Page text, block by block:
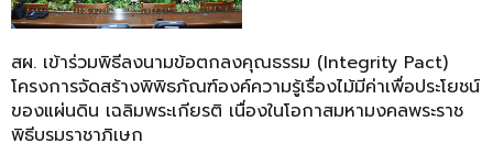
สผ. เข้าร่วมพิธีลงนามข้อตกลงคุณธรรม (Integrity Pact)
โครงการจัดสร้างพิพิธภัณฑ์องค์ความรู้เรื่องไม้มีค่าเพื่อประโยชน์
ของแผ่นดิน เฉลิมพระเกียรติ เนื่องในโอกาสมหามงคลพระราช
พิธีบรมราชาภิเษก